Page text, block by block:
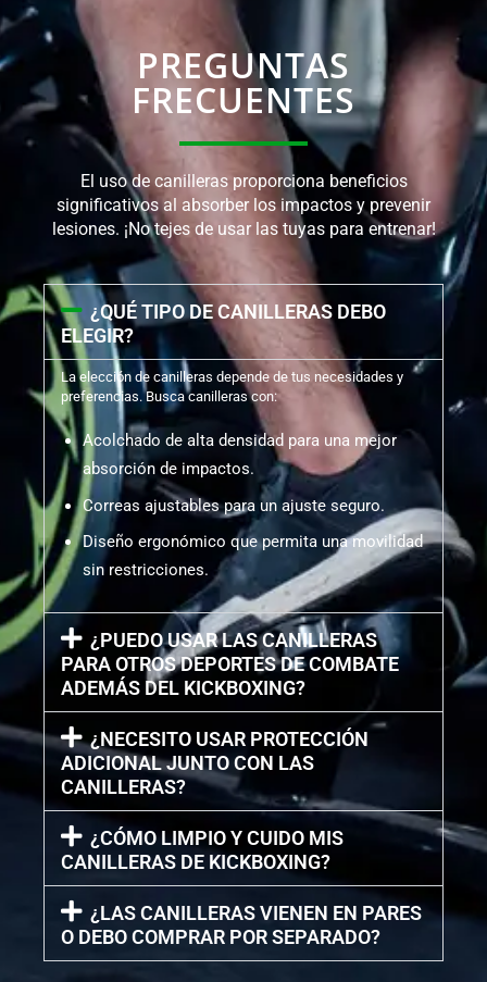
¿QUÉ TIPO DE CANILLERAS DEBO
ELEGIR?
La elección de canilleras depende de tus necesidades y
preferencias. Busca canilleras con:
Acolchado de alta densidad para una mejor
absorción de impactos.
Correas ajustables para un ajuste seguro.
Diseño ergonómico que permita una movilidad
sin restricciones.
¿PUEDO USAR LAS CANILLERAS
PARA OTROS DEPORTES DE COMBATE
ADEMÁS DEL KICKBOXING?
¿NECESITO USAR PROTECCIÓN
ADICIONAL JUNTO CON LAS
CANILLERAS?
¿CÓMO LIMPIO Y CUIDO MIS
CANILLERAS DE KICKBOXING?
¿LAS CANILLERAS VIENEN EN PARES
O DEBO COMPRAR POR SEPARADO?
PREGUNTAS
FRECUENTES
El uso de canilleras proporciona beneficios
significativos al absorber los impactos y prevenir
lesiones. ¡No tejes de usar las tuyas para entrenar!